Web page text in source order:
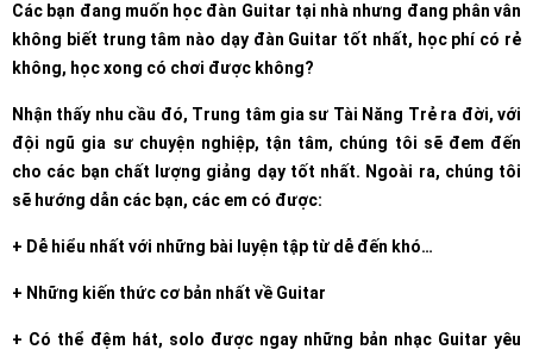
Các bạn đang muốn học đàn Guitar tại nhà nhưng đang phân vân
không biết trung tâm nào dạy đàn Guitar tốt nhất, học phí có rẻ
không, học xong có chơi được không?
Nhận thấy nhu cầu đó, Trung tâm gia sư Tài Năng Trẻ ra đời, với
đội ngũ gia sư chuyện nghiệp, tận tâm, chúng tôi sẽ đem đến
cho các bạn chất lượng giảng dạy tốt nhất. Ngoài ra, chúng tôi
sẽ hướng dẫn các bạn, các em có được:
+ Dễ hiểu nhất với những bài luyện tập từ dễ đến khó…
+ Những kiến thức cơ bản nhất về Guitar
+ Có thể đệm hát, solo được ngay những bản nhạc Guitar yêu